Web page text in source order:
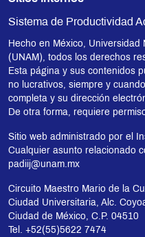
Sistema de Productividad
Hecho en México, Universidad
(UNAM), todos los derechos
Esta página y sus contenidos
no lucrativos, siempre y
completa y su dirección
De otra forma, requiere
Sitio web administrado por el
Cualquier asunto relacionado
padiij@unam.mx
Circuito Maestro Mario de la
Ciudad Universitaria, Alc.
Ciudad de México, C.P. 04510
Tel. +52(55)5622 7474